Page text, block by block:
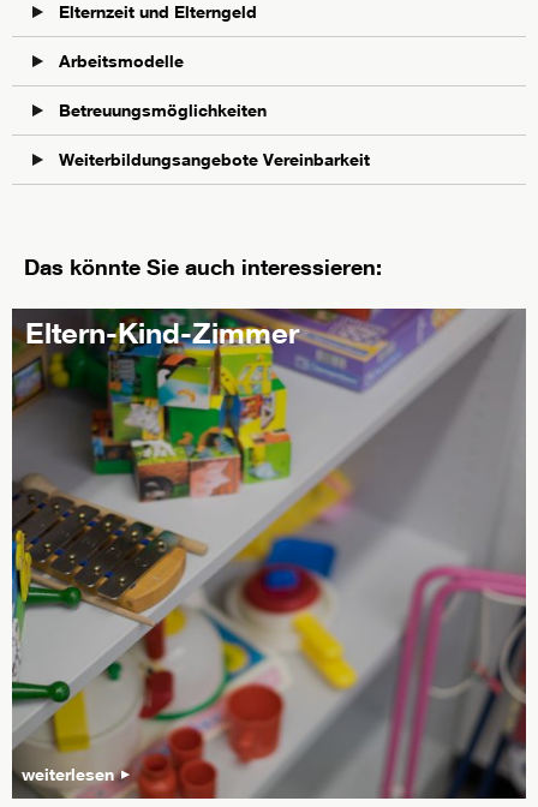
Elternzeit und Elterngeld
Arbeitsmodelle
Betreuungsmöglichkeiten
Weiterbildungsangebote Vereinbarkeit
Das könnte Sie auch interessieren:
Eltern-Kind-Zimmer
weiterlesen